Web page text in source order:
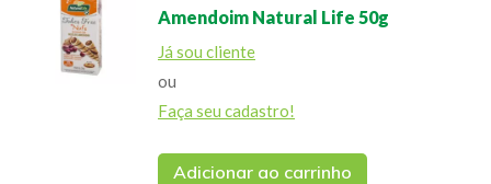
Amendoim Natural Life 50g
Já sou cliente
ou
Faça seu cadastro!
Adicionar ao carrinho